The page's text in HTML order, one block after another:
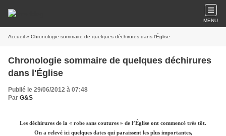
MENU
Accueil » Chronologie sommaire de quelques déchirures dans l'Église
Chronologie sommaire de quelques déchirures
dans l'Église
Publié le 29/06/2012 à 07:48
Par G&S
Les déchirures de la « robe sans coutures » de l’Église ont commencé très tôt.
On a relevé ici quelques dates qui paraissent les plus importantes,